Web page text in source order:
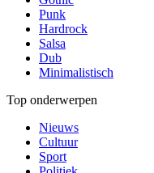
Punk
Hardrock
Salsa
Dub
Minimalistisch
Top onderwerpen
Nieuws
Cultuur
Sport